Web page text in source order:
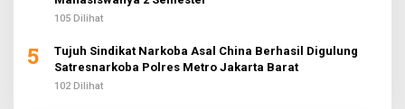
105 Dilihat
5
Tujuh Sindikat Narkoba Asal China Berhasil Digulung
Satresnarkoba Polres Metro Jakarta Barat
102 Dilihat